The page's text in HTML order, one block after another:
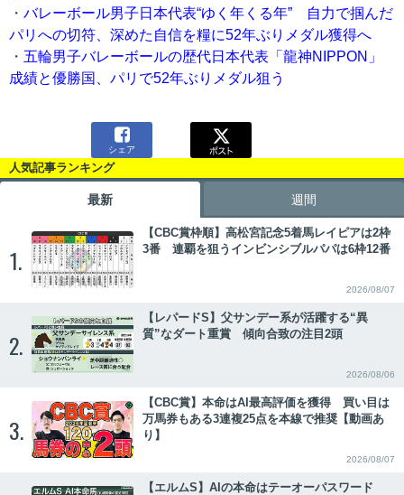
・ バレーボール男子日本代表“ゆく年くる年” 自力で掴んだ
パリへの切符、深めた自信を糧に52年ぶりメダル獲得へ
・ 五輪男子バレーボールの歴代日本代表「龍神NIPPON」
成績と優勝国、パリで52年ぶりメダル狙う

シェア
人気記事ランキング
最新 週間
1.
【CBC賞枠順】高松宮記念5着馬レイピアは2枠
3番 連覇を狙うインビンシブルパパは6枠12番
2026/08/07
2.
【レパードS】父サンデー系が活躍する“異
質”なダート重賞 傾向合致の注目2頭
2026/08/06
3.
【CBC賞】本命はAI最高評価を獲得 買い目は
万馬券もある3連複25点を本線で推奨【動画あ
り】
2026/08/07
【エルムS】AIの本命はテーオーパスワード